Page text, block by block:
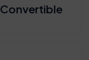
Convertible